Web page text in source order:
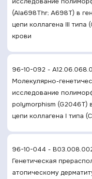
(Ala698Thr; A698T) в
цепи коллагена III типа
крови
96-10-092 -
Молекулярно-
исследование
polymorphism (G2046T)
цепи коллагена I типа
96-10-044 -
Генетическая
атопическому